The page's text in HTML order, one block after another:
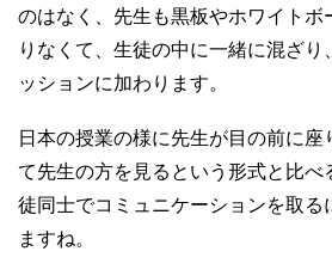
のはなく、先生も黒板やホワイトボ
りなくて、生徒の中に一緒に混ざり
ッションに加わります。
日本の授業の様に先生が目の前に座
て先生の方を見るという形式と比べ
徒同士でコミュニケーションを取る
ますね。